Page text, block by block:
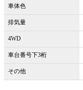
車体色
排気量
4WD
車台番号下3桁
その他